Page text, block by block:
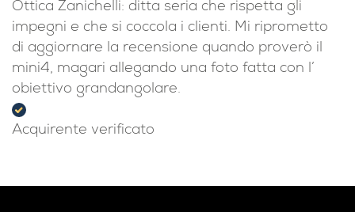
Ottica Zanichelli: ditta seria che rispetta gli
impegni e che si coccola i clienti. Mi riprometto
di aggiornare la recensione quando proverò il
mini4, magari allegando una foto fatta con l’
obiettivo grandangolare.
Acquirente verificato